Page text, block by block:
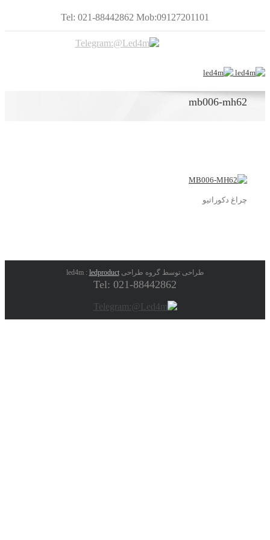
Tel: 021-88442862 Mob:09127201101
mb006-mh62
چراغ دکوراتیو
طراحی توسط گروه طراحی led4m :ledproduct
Tel: 021-88442862